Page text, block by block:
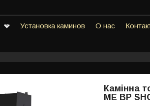
Установка каминов О нас
Камінна
ME BP